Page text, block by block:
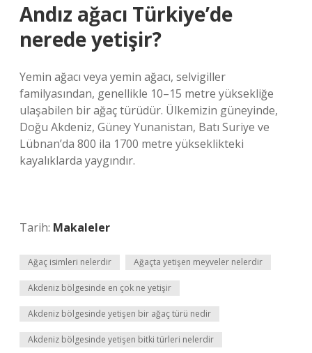
Andız ağacı Türkiye’de
nerede yetişir?
Yemin ağacı veya yemin ağacı, selvigiller
familyasından, genellikle 10–15 metre yüksekliğe
ulaşabilen bir ağaç türüdür. Ülkemizin güneyinde,
Doğu Akdeniz, Güney Yunanistan, Batı Suriye ve
Lübnan’da 800 ila 1700 metre yükseklikteki
kayalıklarda yaygındır.
Tarih: Makaleler
Ağaç isimleri nelerdir Ağaçta yetişen meyveler nelerdir
Akdeniz bölgesinde en çok ne yetişir
Akdeniz bölgesinde yetişen bir ağaç türü nedir
Akdeniz bölgesinde yetişen bitki türleri nelerdir